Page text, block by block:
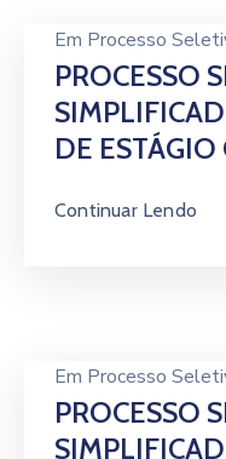
Em Processo
PROCESSO
DE
Continuar Lendo
Em Processo
PROCESSO